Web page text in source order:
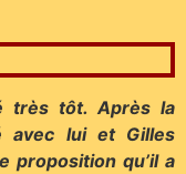
très tôt. Après la
avec lui et Gilles
proposition qu’il a